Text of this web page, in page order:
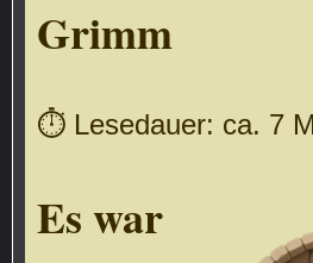
Grimm
⏱ Lesedauer: ca. 7
Es war